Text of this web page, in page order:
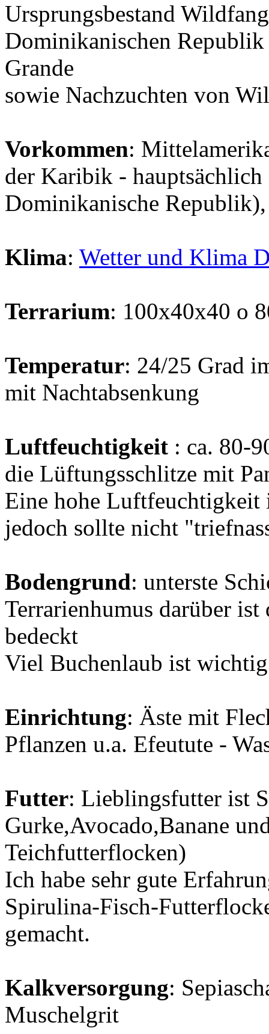
Ursprungsbestand
Dominikanischen
Grande
sowie Nachzuchten von
Vorkommen:
der Karibik -
Dominikanische
Klima: Wetter und Klima
Terrarium: 100x40x40 o
Temperatur: 24/25 Grad
mit Nachtabsenkung
Luftfeuchtigkeit : ca. 80-
die Lüftungsschlitze mit
Eine hohe
jedoch sollte nicht
Bodengrund: unterste
Terrarienhumus darüber
bedeckt
Viel Buchenlaub ist wichtig
Einrichtung: Äste mit
Pflanzen u.a. Efeutute -
Futter: Lieblingsfutter ist
Gurke,Avocado,Banane
Teichfutterflocken)
Ich habe sehr gute
Spirulina-Fisch-
gemacht.
Kalkversorgung:
Muschelgrit